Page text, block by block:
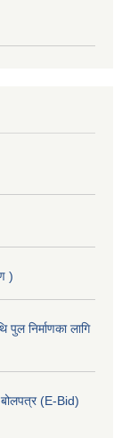
)
निर्माणका लागि
बोलपत्र (E-Bid)